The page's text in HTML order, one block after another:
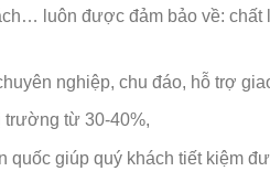
luôn được đảm bảo về:
nghiệp, chu đáo, hỗ trợ
trường từ 30-40%,
quốc giúp quý khách tiết kiệm